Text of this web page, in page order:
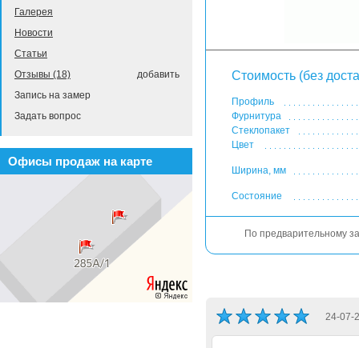
Стоимость (без
Профиль
Фурнитура
Стеклопакет
Цвет
Ширина, мм
Состояние
По предварительному
24-07-
Галерея
Новости
Статьи
добавить
Отзывы (18)
Запись на замер
Задать вопрос
Офисы продаж на карте